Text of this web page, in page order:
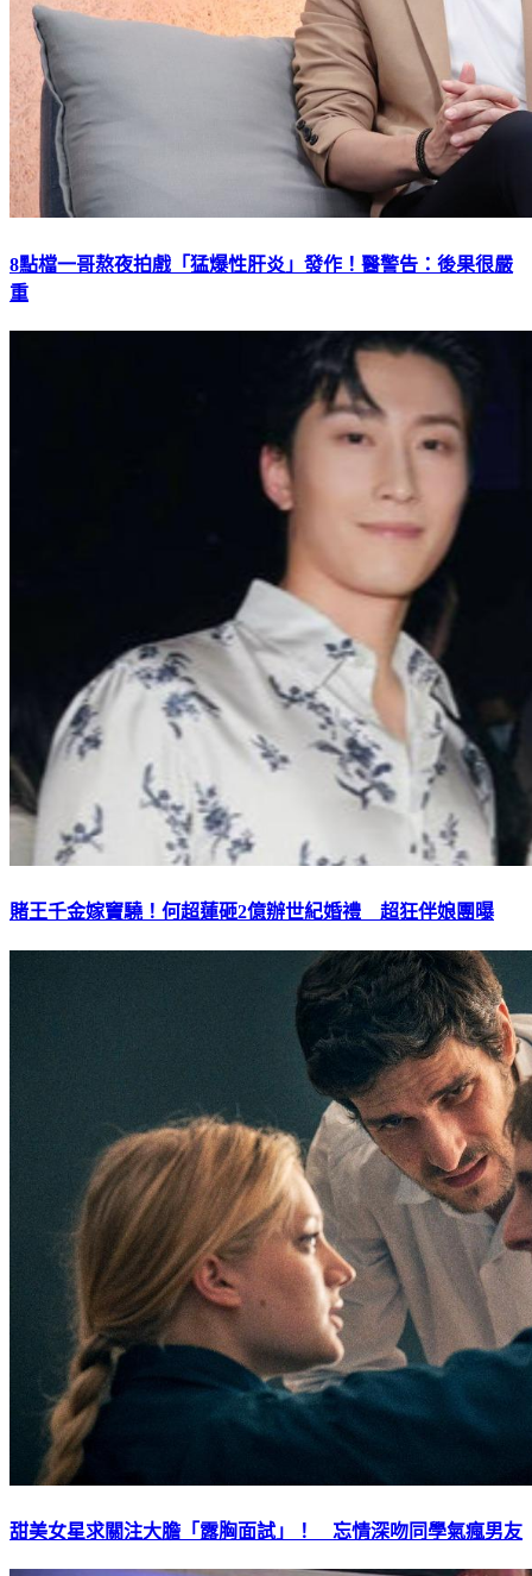
8點檔一哥熬夜拍戲「猛爆性肝炎」發作！醫警告：後果很嚴
重
賭王千金嫁竇驍！何超蓮砸2億辦世紀婚禮 超狂伴娘團曝
甜美女星求關注大膽「露胸面試」！ 忘情深吻同學氣瘋男友